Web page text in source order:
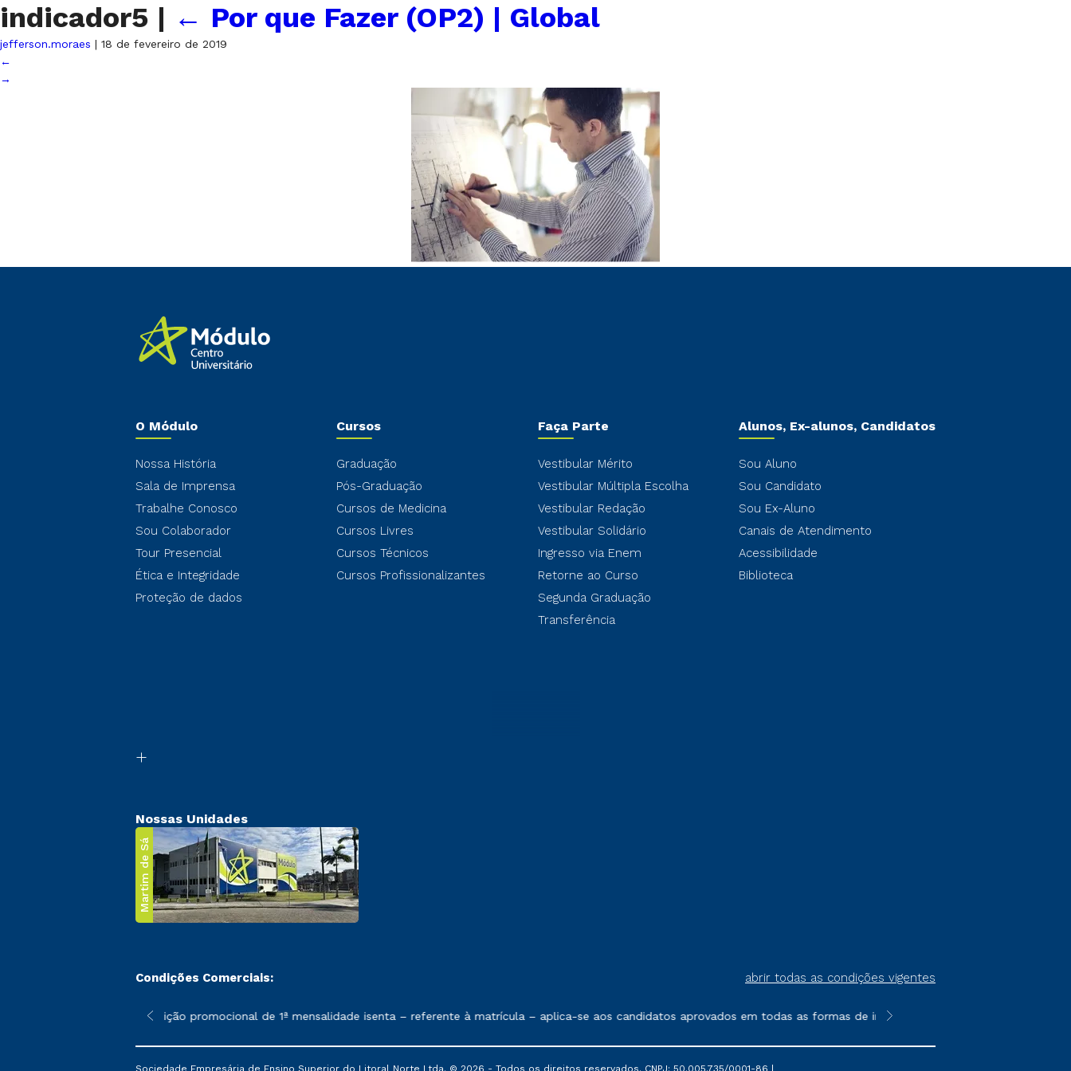
indicador5 | ← Por que Fazer (OP2) | Global
jefferson.moraes | 18 de fevereiro de 2019
←
→
O Módulo
Nossa História
Sala de Imprensa
Trabalhe Conosco
Sou Colaborador
Tour Presencial
Ética e Integridade
Proteção de dados
Cursos
Graduação
Pós-Graduação
Cursos de Medicina
Cursos Livres
Cursos Técnicos
Cursos Profissionalizantes
Faça Parte
Vestibular Mérito
Vestibular Múltipla Escolha
Vestibular Redação
Vestibular Solidário
Ingresso via Enem
Retorne ao Curso
Segunda Graduação
Transferência
Alunos, Ex-alunos, Candidatos
Sou Aluno
Sou Candidato
Sou Ex-Aluno
Canais de Atendimento
Acessibilidade
Biblioteca
Nossas Unidades
Martim de Sá
Condições Comerciais: abrir todas as condições vigentes
sofrer alterações nos períodos de rematrícula conforme exposto no contrato de prestação de serviços.
*A condição promocional de 1ª mensalidade isenta – referente à matrícula – aplica-se aos candidatos aprovados em todas as formas de ingresso, exceto na prova on-line
**Semipresencial é um formato do
Sociedade Empresária de Ensino Superior do Litoral Norte Ltda. © 2026 - Todos os direitos reservados. CNPJ: 50.005.735/0001-86 |